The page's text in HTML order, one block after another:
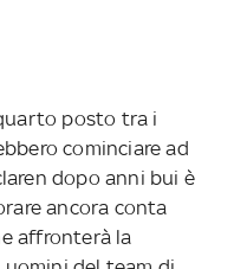
posto tra i
cominciare ad
dopo anni bui è
ancora conta
affronterà la